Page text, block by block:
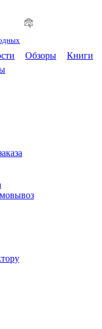
Обзоры Книги